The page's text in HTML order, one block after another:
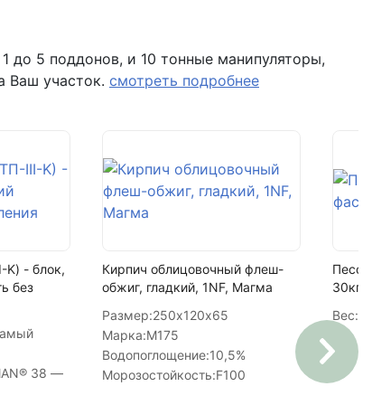
141.9 м2
до 5 поддонов, и 10 тонные манипуляторы,
Ваш участок. смотреть подробнее
K) - блок,
без
38 —
Кирпич облицовочный флеш-
обжиг, гладкий, 1NF, Магма
Размер:250х120х65
Марка:М175
Водопоглощение:10,5%
Морозостойкость:F100
30кг,
Вес: